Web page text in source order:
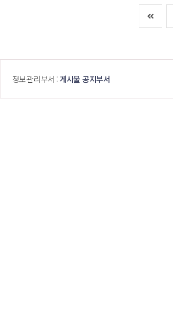
정보관리부서 : 게시물 공지부서